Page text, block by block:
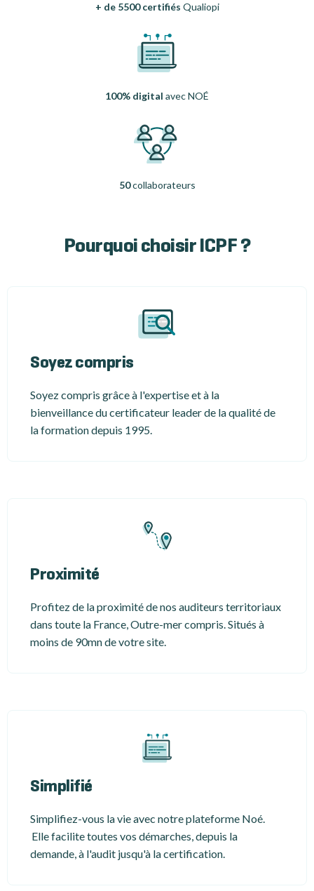
+ de 5500 certifiés Qualiopi
100% digital avec NOÉ
50collaborateurs
Pourquoi choisir ICPF ?
Soyez compris
Soyez compris grâce à l'expertise et à la
bienveillance du certificateur leader de la qualité de
la formation depuis 1995.
Proximité
Profitez de la proximité de nos auditeurs territoriaux
dans toute la France, Outre-mer compris. Situés à
moins de 90mn de votre site.
Simplifié
Simplifiez-vous la vie avec notre plateforme Noé.
Elle facilite toutes vos démarches, depuis la
demande, à l'audit jusqu'à la certification.